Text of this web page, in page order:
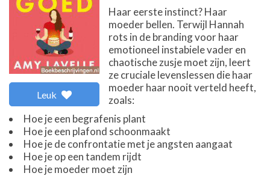
Leuk
Haar eerste instinct? Haar
moeder bellen. Terwijl Hannah
rots in de branding voor haar
emotioneel instabiele vader en
chaotische zusje moet zijn, leert
ze cruciale levenslessen die haar
moeder haar nooit verteld heeft,
zoals:
Hoe je een begrafenis plant
Hoe je een plafond schoonmaakt
Hoe je de confrontatie met je angsten aangaat
Hoe je op een tandem rijdt
Hoe je moeder moet zijn